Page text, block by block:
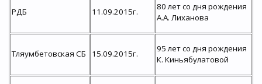
РДБ 11.09.2015г.
80 лет со дня рождения
А.А. Лиханова
Тляумбетовская СБ 15.09.2015г.
95 лет со дня рождения
К. Киньябулатовой